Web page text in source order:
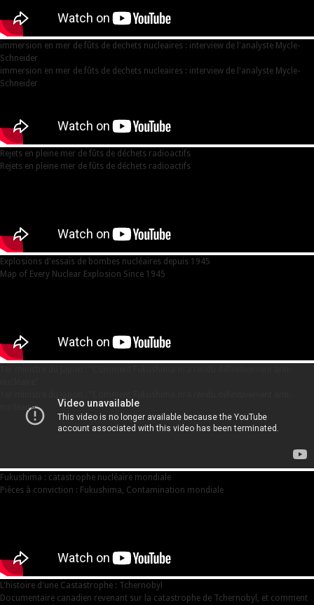
immersion en mer de fûts de dechets nucleaires : interview de l'analyste Mycle-
Schneider
immersion en mer de fûts de dechets nucleaires : interview de l'analyste Mycle-
Schneider
Rejets en pleine mer de fûts de déchets radioactifs
Rejets en pleine mer de fûts de déchets radioactifs
Explosions d'essais de bombes nucléaires depuis 1945
Map of Every Nuclear Explosion Since 1945
nucléaire"
Fukushima : catastrophe nucléaire mondiale
Pièces à conviction : Fukushima, Contamination mondiale
L'histoire d'une Castastrophe : Tchernobyl
Documentaire canadien revenant sur la catastrophe de Tchernobyl, et comment